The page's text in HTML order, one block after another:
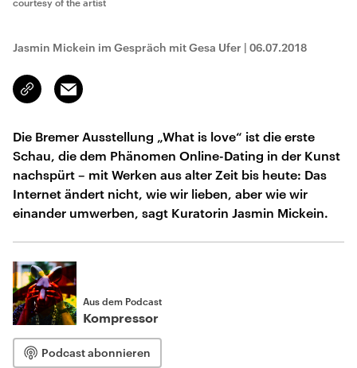
courtesy of the artist
Jasmin Mickein im Gespräch mit Gesa Ufer | 06.07.2018
Link
kopieren/teilen
Email
Die Bremer Ausstellung „What is love“ ist die erste
Schau, die dem Phänomen Online-Dating in der Kunst
nachspürt – mit Werken aus alter Zeit bis heute: Das
Internet ändert nicht, wie wir lieben, aber wie wir
einander umwerben, sagt Kuratorin Jasmin Mickein.
Aus dem Podcast
Kompressor
Podcast abonnieren